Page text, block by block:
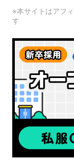
※本サイトはアフ
す